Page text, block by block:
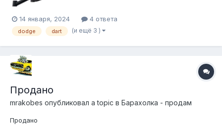
14 января, 2024 4 ответа
dodge dart (и ещё 3 )
Продано
mrakobes опубликовал a topic в Барахолка - продам
Продано